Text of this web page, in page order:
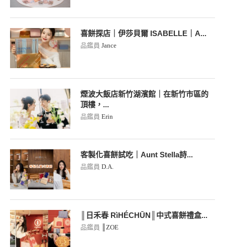
喜餅探店｜伊莎貝爾 ISABELLE｜A...
品鑑員 Jance
煙波大飯店新竹湖濱館｜在新竹市區的
頂樓，...
品鑑員 Erin
客製化喜餅試吃｜Aunt Stella詩...
品鑑員 D.A.
║日禾春 RìHÉCHŪN║中式喜餅禮盒...
品鑑員 ║ZOE